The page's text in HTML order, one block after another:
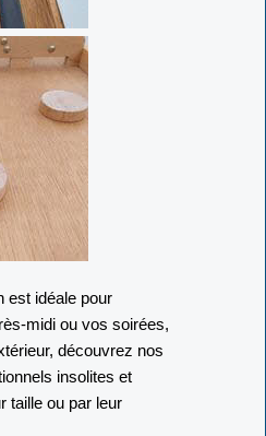
est idéale pour
midi ou vos soirées,
découvrez nos
insolites et
taille ou par leur